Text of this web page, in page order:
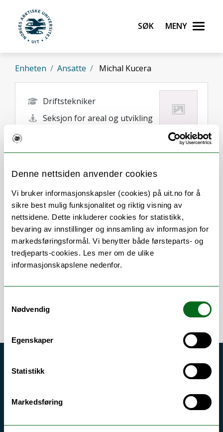
Denne nettsiden anvender cookies
Vi bruker informasjonskapsler (cookies) på uit.no for å
sikre best mulig funksjonalitet og riktig visning av
nettsidene. Dette inkluderer cookies for statistikk,
bevaring av innstillinger og innsamling av informasjon for
markedsføringsformål. Vi benytter både førsteparts- og
tredjeparts-cookies. Les mer om de ulike
informasjonskapslene nedenfor.
Nødvendig
Egenskaper
Statistikk
Markedsføring
Gå til hovedinnhold
UiT Norges arktiske universitet
Søk Meny
Enheten Ansatte Michal Kucera
Driftstekniker
Seksjon for areal og utvikling
Tromsø
Om
Forskning og undervisning
Publikasjoner
Akutt hjelp
Driftsmeldinger